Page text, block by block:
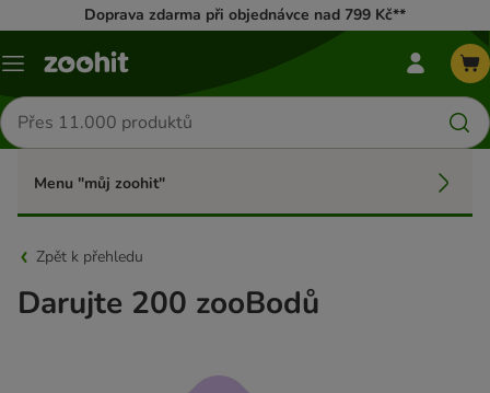
Doprava zdarma při objednávce nad 799 Kč**
Menu
mé
zoohit
menu
Hledat
produkty
Menu "můj zoohit"
Zpět k přehledu
Darujte 200 zooBodů